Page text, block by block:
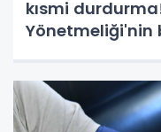
kısmi
Yönetmeliği'nin